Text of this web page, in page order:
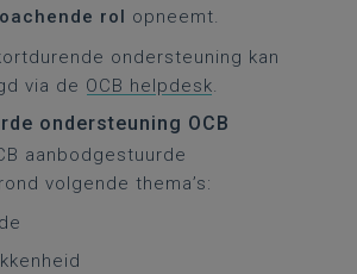
rol opneemt.
ondersteuning kan
via de OCB helpdesk.
ondersteuning OCB
aanbodgestuurde
volgende thema’s: